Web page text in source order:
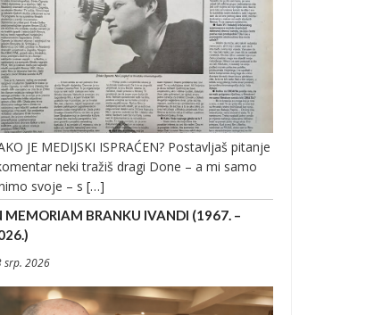
JE MEDIJSKI ISPRAĆEN? Postavljaš pitanje
neki tražiš dragi Done – a mi samo
svoje – s […]
MEMORIAM BRANKU IVANDI (1967. –
srp. 2026